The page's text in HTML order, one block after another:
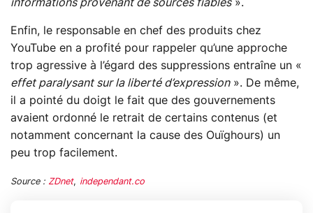
informations provenant de sources fiables».
Enfin, le responsable en chef des produits chez
YouTube en a profité pour rappeler qu’une approche
trop agressive à l’égard des suppressions entraîne un «
effet paralysant sur la liberté d’expression». De même,
il a pointé du doigt le fait que des gouvernements
avaient ordonné le retrait de certains contenus (et
notamment concernant la cause des Ouïghours) un
peu trop facilement.
Source : ZDnet, independant.co